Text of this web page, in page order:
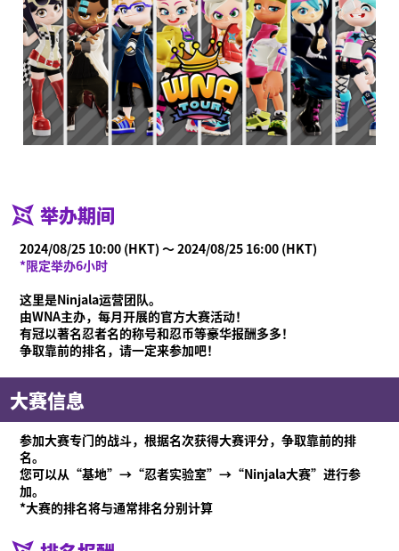
举办期间
2024/08/25 10:00 (HKT) ～ 2024/08/25 16:00 (HKT)
*限定举办6小时
这里是Ninjala运营团队。
由WNA主办，每月开展的官方大赛活动！
有冠以著名忍者名的称号和忍币等豪华报酬多多！
争取靠前的排名，请一定来参加吧！
大赛信息
参加大赛专门的战斗，根据名次获得大赛评分，争取靠前的排
名。
您可以从“基地”→“忍者实验室”→“Ninjala大赛”进行参
加。
*大赛的排名将与通常排名分别计算